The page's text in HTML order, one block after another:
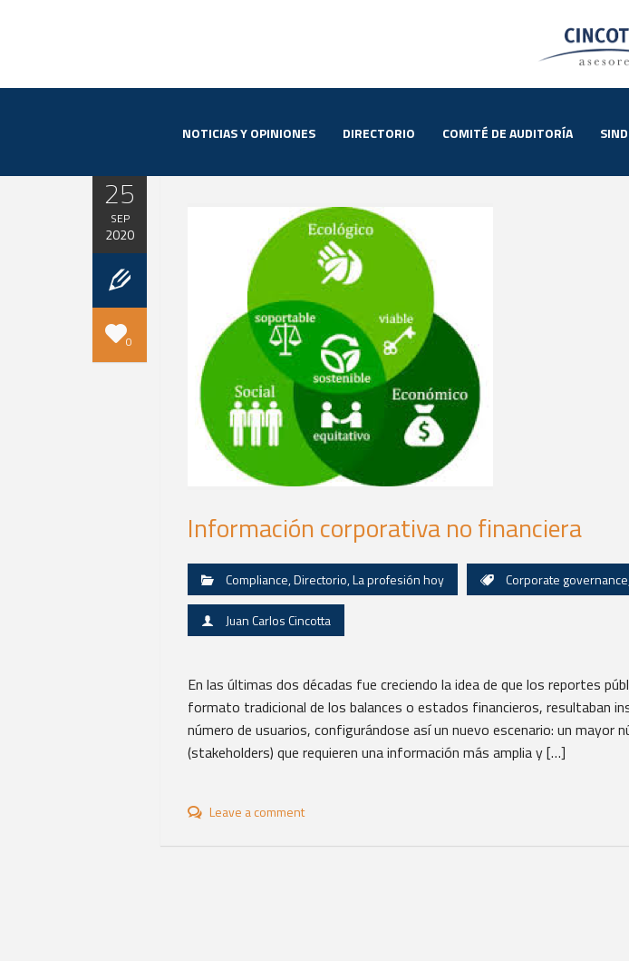
NOTICIAS Y OPINIONES DIRECTORIO COMITÉ DE AUDITORÍA
25
SEP
2020
0
Información corporativa no financiera
Compliance,Directorio,La profesión hoy Corporate governance
Juan Carlos Cincotta
En las últimas dos décadas fue creciendo la idea de que los reportes
formato tradicional de los balances o estados financieros, resultaban
número de usuarios, configurándose así un nuevo escenario: un mayor
(stakeholders) que requieren una información más amplia y […]
Leave a comment